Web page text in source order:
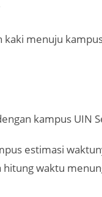
kaki menuju
kampus UIN
estimasi
waktu